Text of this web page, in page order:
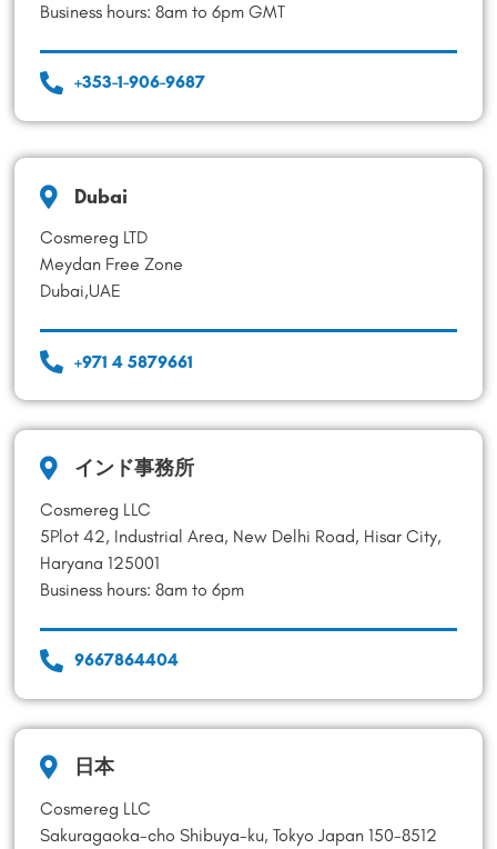
Business hours: 8am to 6pm GMT
+353-1-906-9687
Dubai
Cosmereg LTD
Meydan Free Zone
Dubai,UAE
+971 4 5879661
インド事務所
Cosmereg LLC
5Plot 42, Industrial Area, New Delhi Road, Hisar City,
Haryana 125001
Business hours: 8am to 6pm
9667864404
日本
Cosmereg LLC
Sakuragaoka-cho Shibuya-ku, Tokyo Japan 150-8512